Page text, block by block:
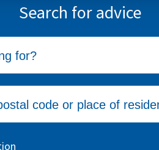
Search for advice